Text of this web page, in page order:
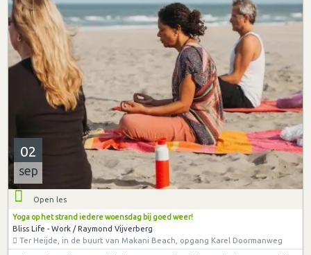
02
sep
Open les
Yoga op het strand iedere woensdag bij goed weer!
Bliss Life - Work / Raymond Vijverberg
Ter Heijde, in de buurt van Makani Beach, opgang Karel Doormanweg